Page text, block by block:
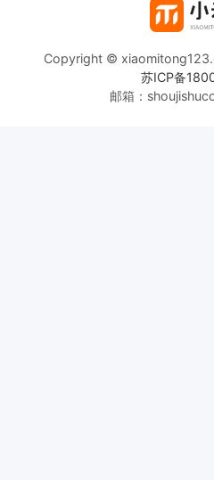
Copyright ©
苏ICP备
邮箱：